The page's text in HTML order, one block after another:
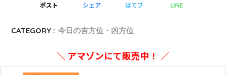
ポスト シェア はてブ LINE
CATEGORY : 今日の吉方位・凶方位
＼ アマゾンにて販売中！ ／